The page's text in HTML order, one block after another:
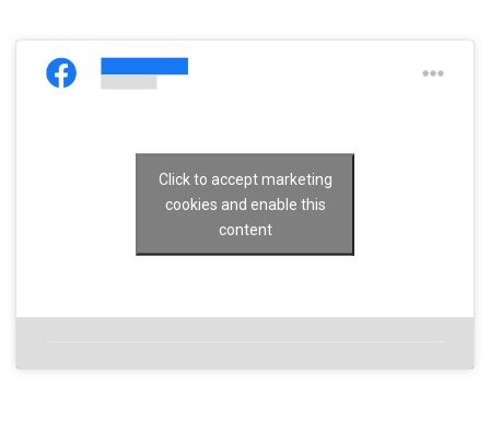
Click to accept marketing
cookies and enable this
content